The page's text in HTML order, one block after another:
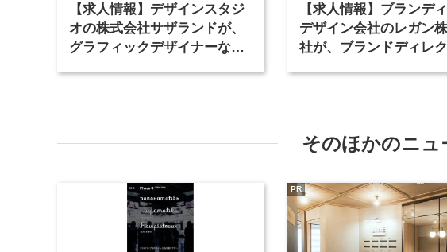
【求人情報】デザインスタジ
オの株式会社サザランドが、
グラフィックデザイナーなど2
【求人情報】ブランデ
デザイン会社のレガン
社が、ブランドディレ
そのほかのニュ
PR